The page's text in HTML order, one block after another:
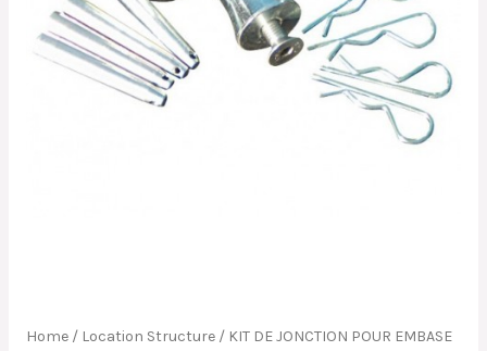
Home/ Location Structure/ KIT DE JONCTION POUR EMBASE